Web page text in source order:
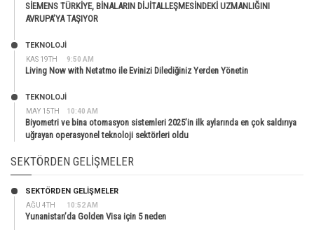
SİEMENS TÜRKİYE, BİNALARIN DİJİTALLEŞMESİNDEKİ UZMANLIĞINI
AVRUPA’YA TAŞIYOR
KAS 19TH 9:50 AM
TEKNOLOJİ
Living Now with Netatmo ile Evinizi Dilediğiniz Yerden Yönetin
MAY 15TH 10:40 AM
TEKNOLOJİ
Biyometri ve bina otomasyon sistemleri 2025’in ilk aylarında en çok saldırıya
uğrayan operasyonel teknoloji sektörleri oldu
SEKTÖRDEN GELIŞMELER
AĞU 4TH 10:52 AM
SEKTÖRDEN GELIŞMELER
Yunanistan’da Golden Visa için 5 neden